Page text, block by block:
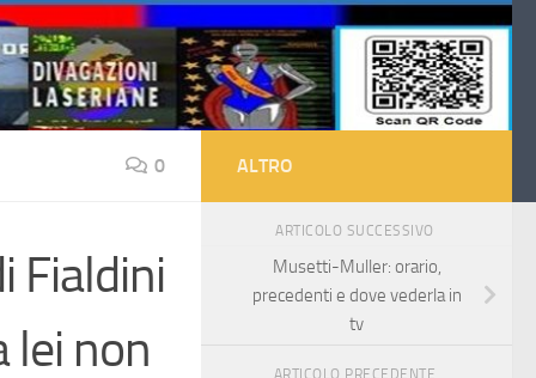
0
Fialdini
lei non
ALTRO
ARTICOLO SUCCESSIVO
Musetti-Muller: orario,
precedenti e dove vederla in
tv
ARTICOLO PRECEDENTE